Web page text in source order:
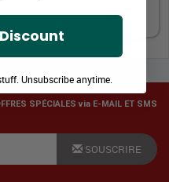
SPÉCIALES via E-MAIL ET SMS
SOUSCRIRE
Unsubscribe anytime.